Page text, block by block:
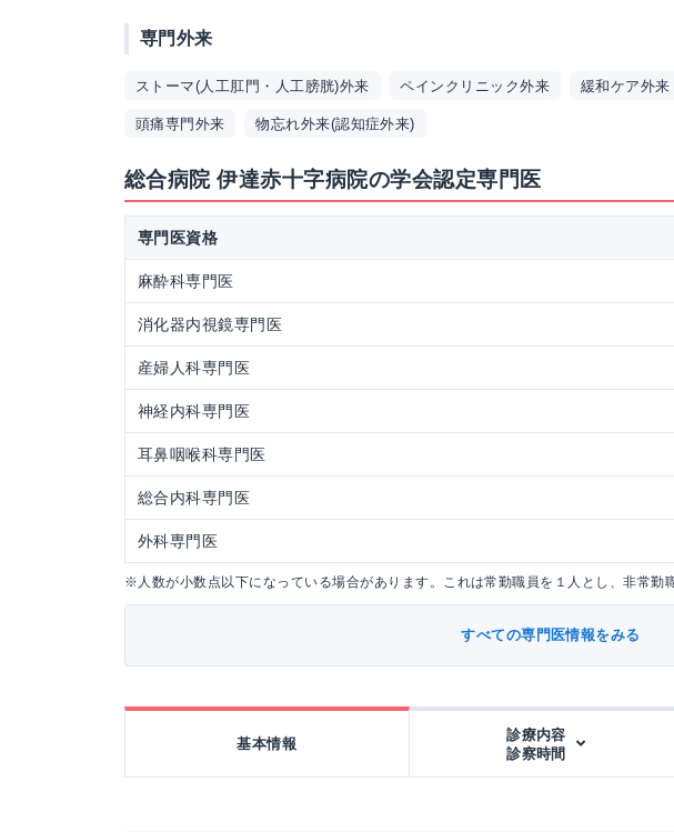
専門外来
ストーマ(人工肛門・人工膀胱)外来 ペインクリニック外来 緩和ケア外来
頭痛専門外来 物忘れ外来(認知症外来)
総合病院 伊達赤十字病院の学会認定専門医
専門医資格
麻酔科専門医
消化器内視鏡専門医
産婦人科専門医
神経内科専門医
耳鼻咽喉科専門医
総合内科専門医
外科専門医
※人数が小数点以下になっている場合があります。これは常勤職員を１人とし、非常勤
すべての専門医情報をみる
基本情報
診療内容
診察時間